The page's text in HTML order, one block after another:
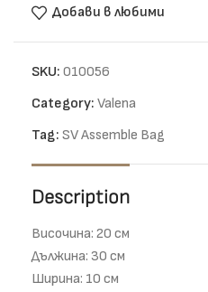
Добави в любими
SKU: 010056
Category: Valena
Tag: SV Assemble Bag
Description
Височина: 20 см
Дължина: 30 см
Ширина: 10 см